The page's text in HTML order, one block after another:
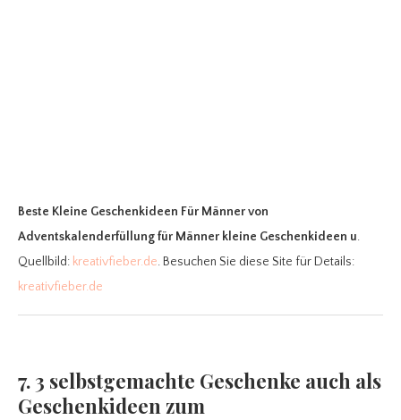
Beste Kleine Geschenkideen Für Männervon
Adventskalenderfüllung für Männer kleine Geschenkideen u.
Quellbild: kreativfieber.de. Besuchen Sie diese Site für Details:
kreativfieber.de
7. 3 selbstgemachte Geschenke auch als
Geschenkideen zum